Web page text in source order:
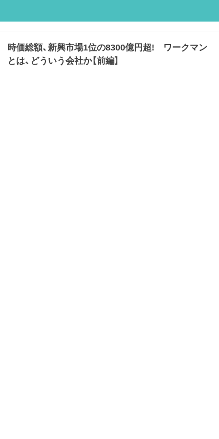
時価総額、新興市場1位の8300億円超! ワークマン
とは、どういう会社か【前編】